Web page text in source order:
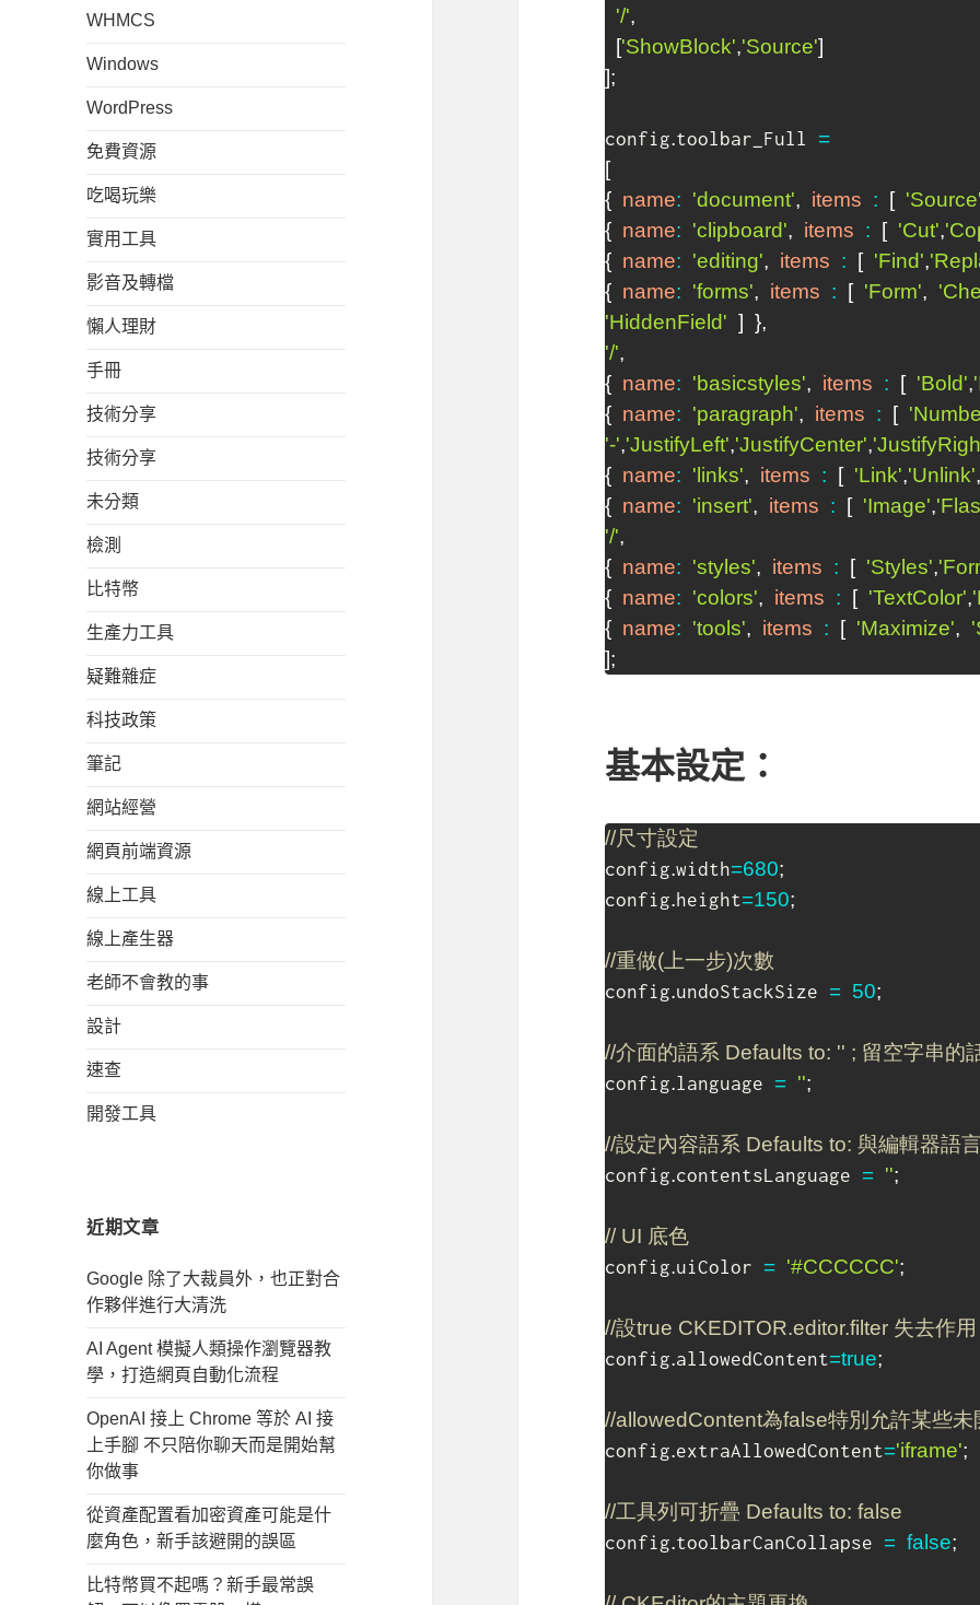
WHMCS
Windows
WordPress
免費資源
吃喝玩樂
實用工具
影音及轉檔
懶人理財
手冊
技術分享
技術分享
未分類
檢測
比特幣
生產力工具
疑難雜症
科技政策
筆記
網站經營
網頁前端資源
線上工具
線上產生器
老師不會教的事
設計
速查
開發工具
近期文章
Google 除了大裁員外，也正對合
作夥伴進行大清洗
AI Agent 模擬人類操作瀏覽器教
學，打造網頁自動化流程
OpenAI 接上 Chrome 等於 AI 接
上手腳 不只陪你聊天而是開始幫
你做事
從資產配置看加密資產可能是什
麼角色，新手該避開的誤區
比特幣買不起嗎？新手最常誤
'/',
['ShowBlock','Source']
];
config.toolbar_Full =
[
{ name: 'document', items : [ 'Source'
{ name: 'clipboard', items : [ 'Cut',
{ name: 'editing', items : [ 'Find',
{ name: 'forms', items : [ 'Form',
'HiddenField' ] },
'/',
{ name: 'basicstyles', items : [ 'Bold',
{ name: 'paragraph', items : [
'-','JustifyLeft','JustifyCenter',
{ name: 'links', items : [ 'Link','Unlink',
{ name: 'insert', items : [ 'Image',
'/',
{ name: 'styles', items : [ 'Styles',
{ name: 'colors', items : [ 'TextColor',
{ name: 'tools', items : [ 'Maximize',
];
基本設定：
//尺寸設定
config.width=680;
config.height=150;
//重做(上一步)次數
config.undoStackSize = 50;
//介面的語系 Defaults to: '' ; 留空字串的
config.language = '';
//設定內容語系 Defaults to: 與編輯器語
config.contentsLanguage = '';
// UI 底色
config.uiColor = '#CCCCCC';
//設true CKEDITOR.editor.filter 失去作
config.allowedContent=true;
//allowedContent為false特別允許某些未
config.extraAllowedContent='iframe';
//工具列可折疊 Defaults to: false
config.toolbarCanCollapse = false;